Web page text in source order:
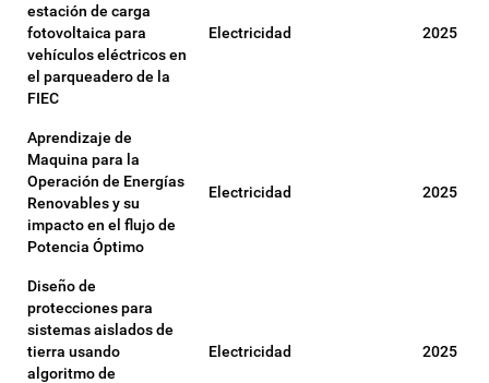
estación de carga
fotovoltaica para
vehículos eléctricos en
el parqueadero de la
FIEC
Electricidad 2025
Aprendizaje de
Maquina para la
Operación de Energías
Renovables y su
impacto en el flujo de
Potencia Óptimo
Electricidad 2025
Diseño de
protecciones para
sistemas aislados de
tierra usando
algoritmo de
Electricidad 2025